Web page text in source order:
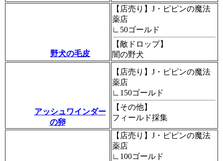
野犬の毛皮
【店売り】J・ピピンの魔法
薬店
∟50ゴールド
【敵ドロップ】
闇の野犬
アッシュワインダー
の卵
【店売り】J・ピピンの魔法
薬店
∟150ゴールド
【その他】
フィールド採集
【店売り】J・ピピンの魔法
薬店
∟100ゴールド